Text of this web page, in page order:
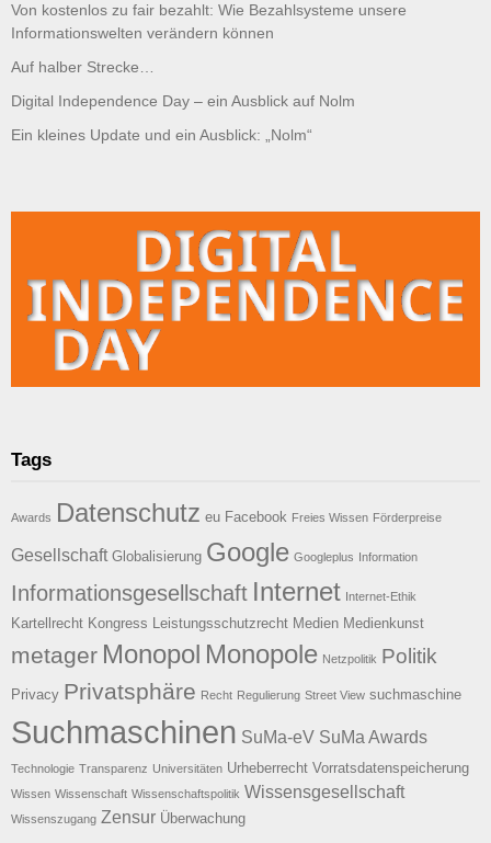
Von kostenlos zu fair bezahlt: Wie Bezahlsysteme unsere
Informationswelten verändern können
Auf halber Strecke…
Digital Independence Day – ein Ausblick auf Nolm
Ein kleines Update und ein Ausblick: „Nolm“
Tags
Awards Datenschutz eu Facebook Freies Wissen Förderpreise
Gesellschaft Globalisierung Google Googleplus Information
Informationsgesellschaft Internet Internet-Ethik
Kartellrecht Kongress Leistungsschutzrecht Medien Medienkunst
metager Monopol Monopole Netzpolitik Politik
Privacy Privatsphäre Recht Regulierung Street View suchmaschine
Suchmaschinen SuMa-eV SuMa Awards
Technologie Transparenz Universitäten Urheberrecht Vorratsdatenspeicherung
Wissen Wissenschaft Wissenschaftspolitik Wissensgesellschaft
Wissenszugang Zensur Überwachung